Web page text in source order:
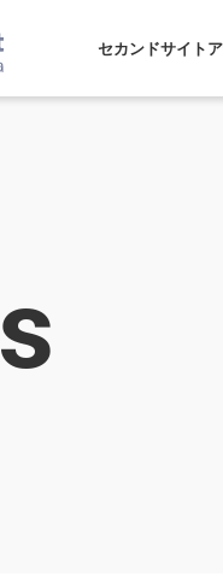
セカンドサイト